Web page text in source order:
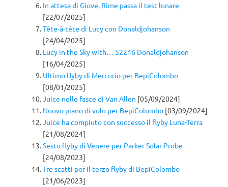
In attesa di Giove, Rime passa il test lunare
[22/07/2025]
Tête-à-tête di Lucy con Donaldjohanson
[24/04/2025]
Lucy in the Sky with… 52246 Donaldjohanson
[16/04/2025]
Ultimo flyby di Mercurio per BepiColombo
[08/01/2025]
Juice nelle fasce di Van Allen [05/09/2024]
Nuovo piano di volo per BepiColombo [03/09/2024]
Juice ha compiuto con successo il flyby Luna-Terra
[21/08/2024]
Sesto flyby di Venere per Parker Solar Probe
[24/08/2023]
Tre scatti per il terzo flyby di BepiColombo
[21/06/2023]